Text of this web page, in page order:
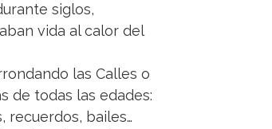
siglos,
vida al calor del
las Calles o
de todas las edades:
recuerdos, bailes…